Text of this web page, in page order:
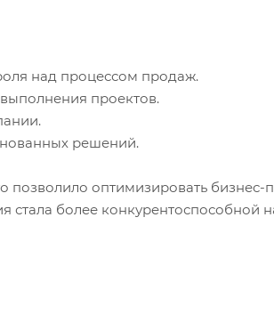
над процессом продаж.
проектов.
решений.
оптимизировать
более конкурентоспособной